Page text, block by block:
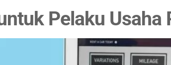
Pelaku Usaha